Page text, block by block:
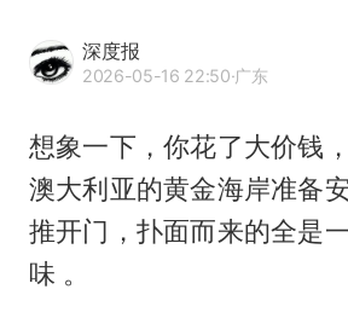
深度报
2026-05-16 22:50·广东
想象一下，你花了大价钱
澳大利亚的黄金海岸准备
推开门，扑面而来的全是
味 。